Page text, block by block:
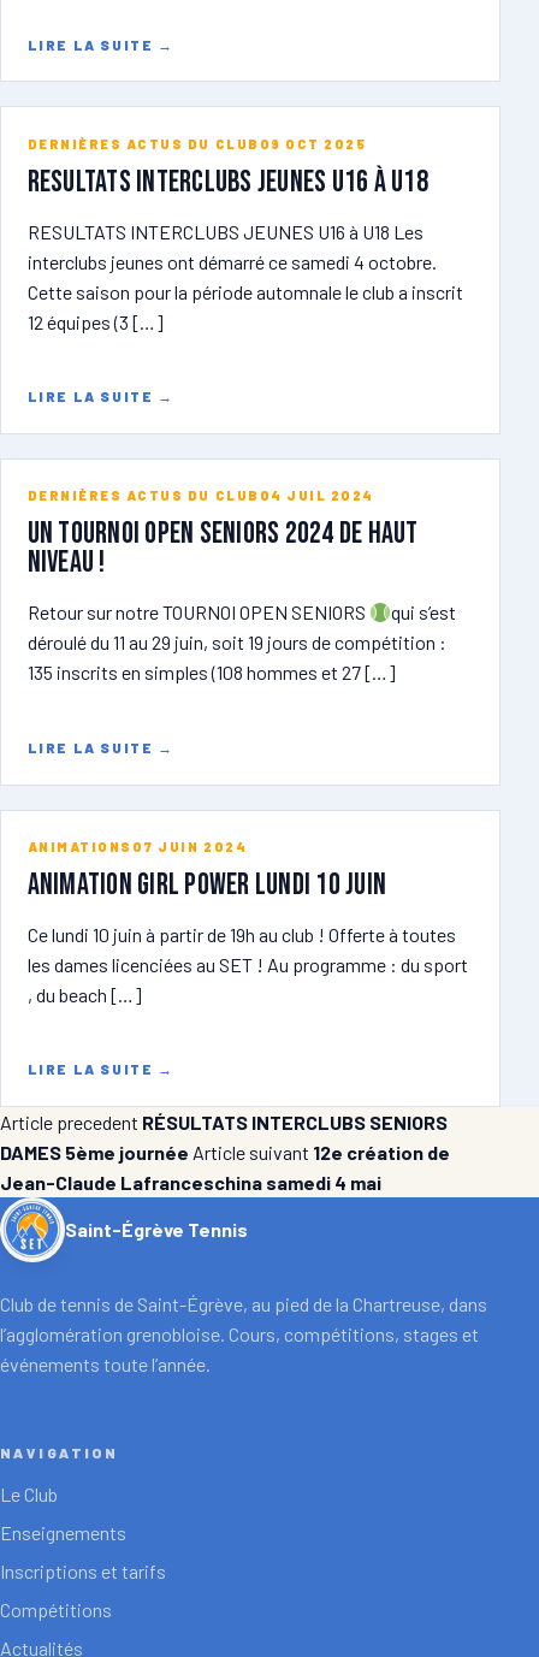
LIRE LA SUITE →
DERNIÈRES ACTUS DU CLUB 09 OCT 2025
RESULTATS INTERCLUBS JEUNES U16 à U18
RESULTATS INTERCLUBS JEUNES U16 à U18 Les
interclubs jeunes ont démarré ce samedi 4 octobre.
Cette saison pour la période automnale le club a inscrit
12 équipes (3 […]
LIRE LA SUITE →
DERNIÈRES ACTUS DU CLUB 04 JUIL 2024
Un tournoi open seniors 2024 de haut
niveau !
Retour sur notre TOURNOI OPEN SENIORS
qui s’est
déroulé du 11 au 29 juin, soit 19 jours de compétition :
135 inscrits en simples (108 hommes et 27 […]
LIRE LA SUITE →
ANIMATIONS 07 JUIN 2024
ANIMATION GIRL POWER lundi 10 juin
Ce lundi 10 juin à partir de 19h au club ! Offerte à toutes
les dames licenciées au SET ! Au programme : du sport
, du beach […]
LIRE LA SUITE →
Article precedent RÉSULTATS INTERCLUBS SENIORS
DAMES 5ème journée Article suivant 12e création de
Jean-Claude Lafranceschina samedi 4 mai
Saint-Égrève Tennis
Club de tennis de Saint-Égrève, au pied de la Chartreuse, dans
l’agglomération grenobloise. Cours, compétitions, stages et
événements toute l’année.
NAVIGATION
Le Club
Enseignements
Inscriptions et tarifs
Compétitions
Actualités